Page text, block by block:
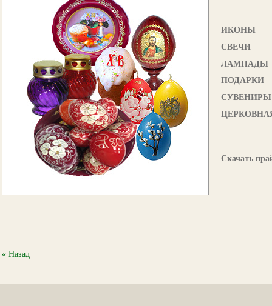
ИКОНЫ
СВЕЧИ
ЛАМПАДЫ
ПОДАРКИ
СУВЕНИРЫ
Скачать
« Назад